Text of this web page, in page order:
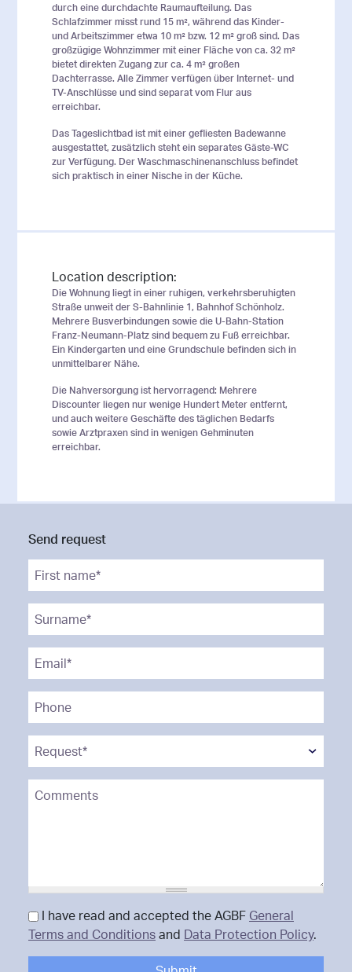
Send request
First name**
Surname**
Email**
Phone
Request**
Comments
Data Protection*
I have read and accepted the AGBF General
Terms and Conditions and Data Protection Policy.
durch eine durchdachte Raumaufteilung. Das
Schlafzimmer misst rund 15 m², während das Kinder-
und Arbeitszimmer etwa 10 m² bzw. 12 m² groß sind. Das
großzügige Wohnzimmer mit einer Fläche von ca. 32 m²
bietet direkten Zugang zur ca. 4 m² großen
Dachterrasse. Alle Zimmer verfügen über Internet- und
TV-Anschlüsse und sind separat vom Flur aus
erreichbar.
Das Tageslichtbad ist mit einer gefliesten Badewanne
ausgestattet, zusätzlich steht ein separates Gäste-WC
zur Verfügung. Der Waschmaschinenanschluss befindet
sich praktisch in einer Nische in der Küche.
Location description:
Die Wohnung liegt in einer ruhigen, verkehrsberuhigten
Straße unweit der S-Bahnlinie 1, Bahnhof Schönholz.
Mehrere Busverbindungen sowie die U-Bahn-Station
Franz-Neumann-Platz sind bequem zu Fuß erreichbar.
Ein Kindergarten und eine Grundschule befinden sich in
unmittelbarer Nähe.
Die Nahversorgung ist hervorragend: Mehrere
Discounter liegen nur wenige Hundert Meter entfernt,
und auch weitere Geschäfte des täglichen Bedarfs
sowie Arztpraxen sind in wenigen Gehminuten
erreichbar.